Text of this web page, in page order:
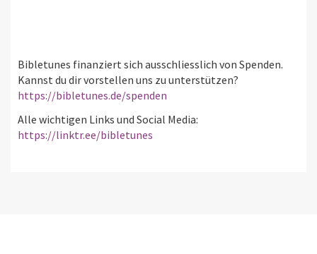
Bibletunes finanziert sich ausschliesslich von Spenden.
Kannst du dir vorstellen uns zu unterstützen?
https://bibletunes.de/spenden
Alle wichtigen Links und Social Media:
https://linktr.ee/bibletunes